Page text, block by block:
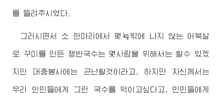
를 들려주시였다.
그러시면서 소 한마리에서 몇㎏밖에 나지 않는 어북살
로 꾸미를 만든 쟁반국수는 몇사람을 위해서는 할수 있겠
지만 대중봉사에는 곤난할것이라고, 하지만 자신께서는
우리 인민들에게 그런 국수를 먹이고싶다고, 인민들에게